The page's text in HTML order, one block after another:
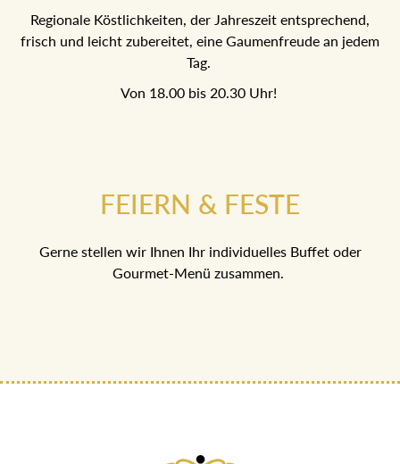
Regionale Köstlichkeiten, der Jahreszeit entsprechend,
frisch und leicht zubereitet, eine Gaumenfreude an jedem
Tag.
Von 18.00 bis 20.30 Uhr!
FEIERN & FESTE
Gerne stellen wir Ihnen Ihr individuelles Buffet oder
Gourmet-Menü zusammen.